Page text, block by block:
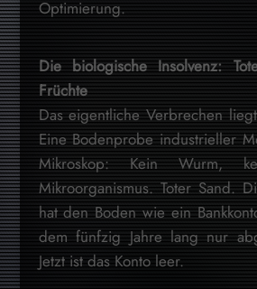
Optimierung.
Die biologische Insolvenz:
Früchte
Das eigentliche Verbrechen
Eine Bodenprobe industrieller
Mikroskop: Kein Wurm,
Mikroorganismus. Toter Sand.
hat den Boden wie ein
dem fünfzig Jahre lang nur
Jetzt ist das Konto leer.